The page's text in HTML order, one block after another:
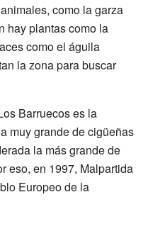
como la garza
hay plantas como la
como el águila
la zona para buscar
Barruecos es la
muy grande de cigüeñas
la más grande de
eso, en 1997, Malpartida
Europeo de la